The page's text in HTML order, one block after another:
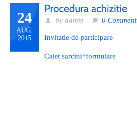
24
AUG.
2015
by admin 0 Comment
Invitatie de participare
Caiet sarcini+formulare